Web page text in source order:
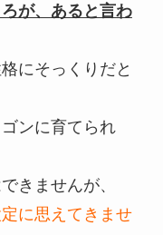
が、あると言わ
にそっくりだと
ンに育てられ
きませんが、
に思えてきませ